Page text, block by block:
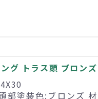
グ トラス頭 ブロン
部塗装色:ブロンズ